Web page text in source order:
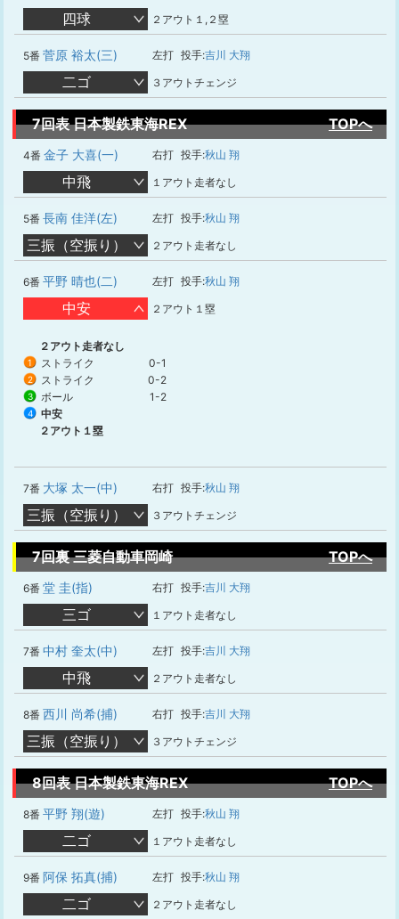
四球 ２アウト１,２塁
5番 菅原 裕太(三) 左打 投手:吉川 大翔
二ゴ ３アウトチェンジ
7回表 日本製鉄東海REX TOPへ
4番 金子 大喜(一) 右打 投手:秋山 翔
中飛 １アウト走者なし
5番 長南 佳洋(左) 左打 投手:秋山 翔
三振（空振り） ２アウト走者なし
6番 平野 晴也(二) 左打 投手:秋山 翔
中安 ２アウト１塁
２アウト走者なし
1 ストライク 0-1
2 ストライク 0-2
3 ボール 1-2
4
中安
２アウト１塁
7番 大塚 太一(中) 右打 投手:秋山 翔
三振（空振り） ３アウトチェンジ
7回裏 三菱自動車岡崎 TOPへ
6番 堂 圭(指) 右打 投手:吉川 大翔
三ゴ １アウト走者なし
7番 中村 奎太(中) 左打 投手:吉川 大翔
中飛 ２アウト走者なし
8番 西川 尚希(捕) 右打 投手:吉川 大翔
三振（空振り） ３アウトチェンジ
8回表 日本製鉄東海REX TOPへ
8番 平野 翔(遊) 左打 投手:秋山 翔
二ゴ １アウト走者なし
9番 阿保 拓真(捕) 左打 投手:秋山 翔
二ゴ ２アウト走者なし